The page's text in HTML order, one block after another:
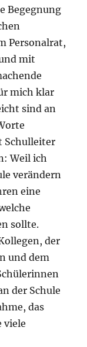
Begegnung
Personalrat,
mit
mich klar
sind an
Schulleiter
Weil ich
verändern
eine
sollte.
der
und dem
der Schule
das
viele